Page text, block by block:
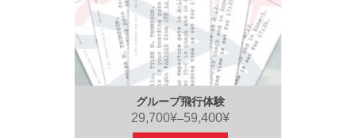
グループ飛行体験
29,700¥–59,400¥